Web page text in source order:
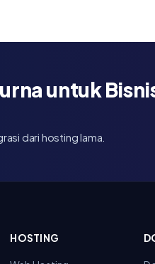
untuk
dari hosting lama.
HOSTING